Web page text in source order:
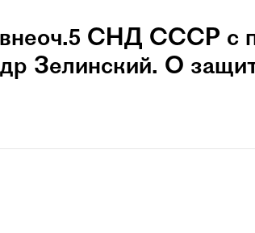
внеоч.5 СHД СССР
Зелинский. О